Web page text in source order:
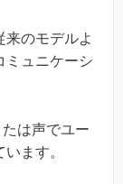
来のモデルよ
ミュニケーシ
は声でユー
ます。